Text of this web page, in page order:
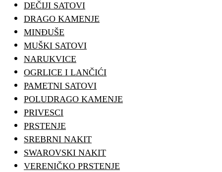
DEČIJI SATOVI
DRAGO KAMENJE
MINĐUŠE
MUŠKI SATOVI
NARUKVICE
OGRLICE I LANČIĆI
PAMETNI SATOVI
POLUDRAGO KAMENJE
PRIVESCI
PRSTENJE
SREBRNI NAKIT
SWAROVSKI NAKIT
VERENIČKO PRSTENJE